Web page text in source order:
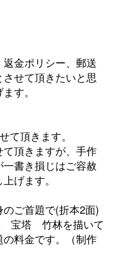
金ポリシー、郵送
せて頂きたいと思
す。
て頂きます。
頂きますが、手作
書き損じはご容赦
げます。
ご首題で(折本2面)
宝塔 竹林を描いて
料金です。（制作